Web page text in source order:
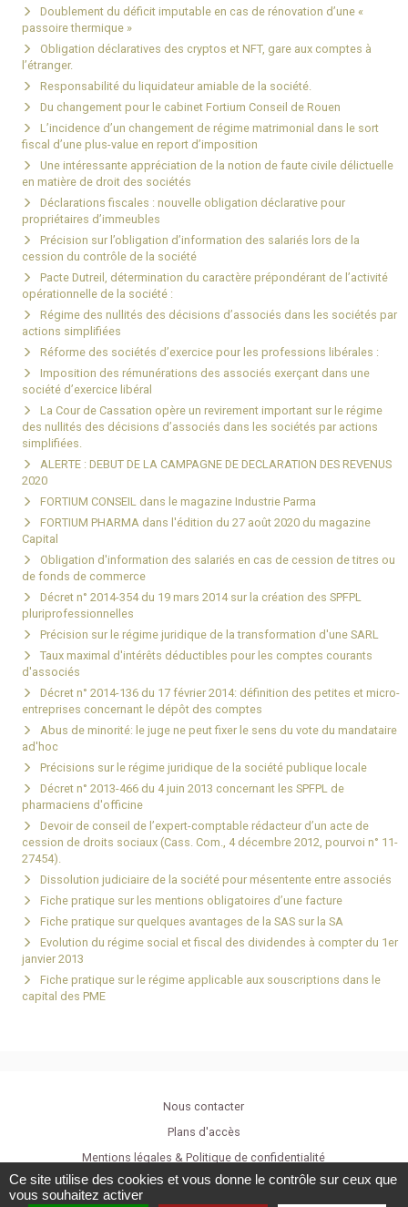
Doublement du déficit imputable en cas de rénovation d’une «
passoire thermique »
Obligation déclaratives des cryptos et NFT, gare aux comptes à
l’étranger.
Responsabilité du liquidateur amiable de la société.
Du changement pour le cabinet Fortium Conseil de Rouen
L’incidence d’un changement de régime matrimonial dans le sort
fiscal d’une plus-value en report d’imposition
Une intéressante appréciation de la notion de faute civile délictuelle
en matière de droit des sociétés
Déclarations fiscales : nouvelle obligation déclarative pour
propriétaires d’immeubles
Précision sur l’obligation d’information des salariés lors de la
cession du contrôle de la société
Pacte Dutreil, détermination du caractère prépondérant de l’activité
opérationnelle de la société :
Régime des nullités des décisions d’associés dans les sociétés par
actions simplifiées
Réforme des sociétés d’exercice pour les professions libérales :
Imposition des rémunérations des associés exerçant dans une
société d’exercice libéral
La Cour de Cassation opère un revirement important sur le régime
des nullités des décisions d’associés dans les sociétés par actions
simplifiées.
ALERTE : DEBUT DE LA CAMPAGNE DE DECLARATION DES REVENUS
2020
FORTIUM CONSEIL dans le magazine Industrie Parma
FORTIUM PHARMA dans l'édition du 27 août 2020 du magazine
Capital
Obligation d'information des salariés en cas de cession de titres ou
de fonds de commerce
Décret n° 2014-354 du 19 mars 2014 sur la création des SPFPL
pluriprofessionnelles
Précision sur le régime juridique de la transformation d'une SARL
Taux maximal d'intérêts déductibles pour les comptes courants
d'associés
Décret n° 2014-136 du 17 février 2014: définition des petites et micro-
entreprises concernant le dépôt des comptes
Abus de minorité: le juge ne peut fixer le sens du vote du mandataire
ad'hoc
Précisions sur le régime juridique de la société publique locale
Décret n° 2013-466 du 4 juin 2013 concernant les SPFPL de
pharmaciens d'officine
Devoir de conseil de l’expert-comptable rédacteur d’un acte de
cession de droits sociaux (Cass. Com., 4 décembre 2012, pourvoi n° 11-
27454).
Dissolution judiciaire de la société pour mésentente entre associés
Fiche pratique sur les mentions obligatoires d’une facture
Fiche pratique sur quelques avantages de la SAS sur la SA
Evolution du régime social et fiscal des dividendes à compter du 1er
janvier 2013
Fiche pratique sur le régime applicable aux souscriptions dans le
capital des PME
Nous contacter
Plans d'accès
Mentions légales & Politique de confidentialité
Ce site utilise des cookies et vous donne le contrôle sur ceux que
vous souhaitez activer